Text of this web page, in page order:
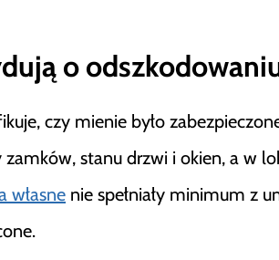
o
czy mienie było
stanu drzwi i okien, a w
własne nie spełniały minimum z